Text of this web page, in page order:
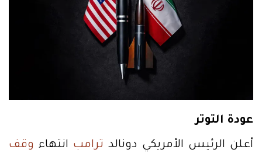
عودة التوتر
أعلن الرئيس الأمريكي دونالد ترامب انتهاء وقف